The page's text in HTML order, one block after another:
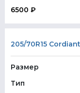
6500 ₽
205/70R15
Размер
Тип